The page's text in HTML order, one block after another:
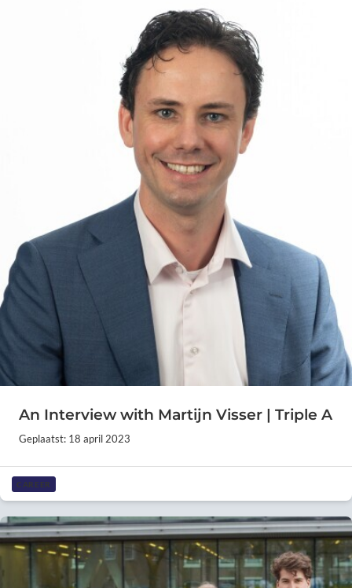
An Interview with Martijn Visser | Triple A
Geplaatst: 18 april 2023
CAREER